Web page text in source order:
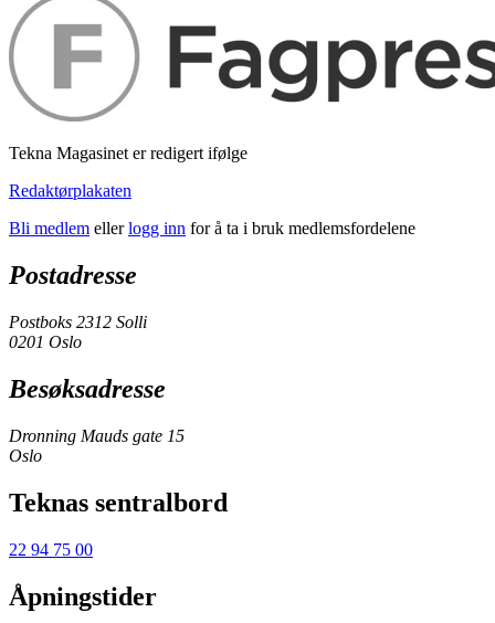
Tekna Magasinet er redigert ifølge
Redaktørplakaten
Bli medlem ellerlogg inn for å ta i bruk medlemsfordelene
Postadresse
Postboks 2312 Solli
0201 Oslo
Besøksadresse
Dronning Mauds gate 15
Oslo
Teknas sentralbord
22 94 75 00
Åpningstider